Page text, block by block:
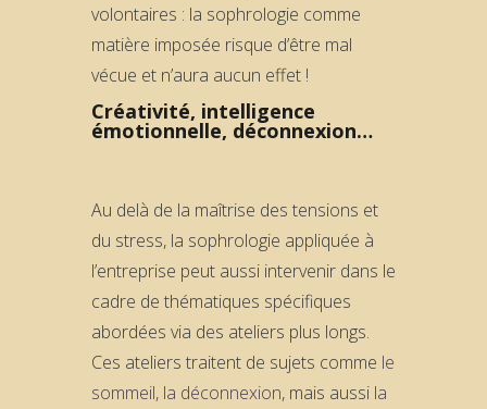
volontaires : la sophrologie comme
matière imposée risque d’être mal
vécue et n’aura aucun effet !
Créativité, intelligence
émotionnelle, déconnexion…
Au delà de la maîtrise des tensions et
du stress, la sophrologie appliquée à
l’entreprise peut aussi intervenir dans le
cadre de thématiques spécifiques
abordées via des ateliers plus longs.
Ces ateliers traitent de sujets comme le
sommeil, la déconnexion, mais aussi la